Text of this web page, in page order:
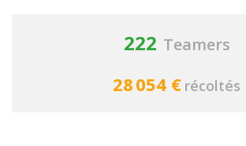
222 Teamers
28 054 € récoltés